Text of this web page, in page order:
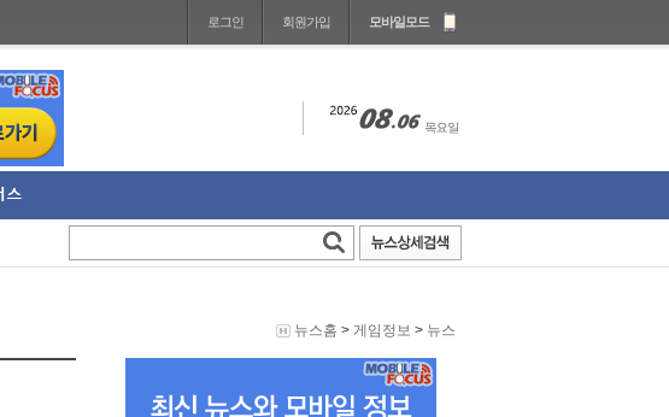
로그인 회원가입 모바일모드
뉴스홈 > 게임정보 > 뉴스